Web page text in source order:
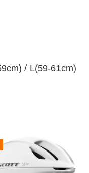
/ L(59-61cm)